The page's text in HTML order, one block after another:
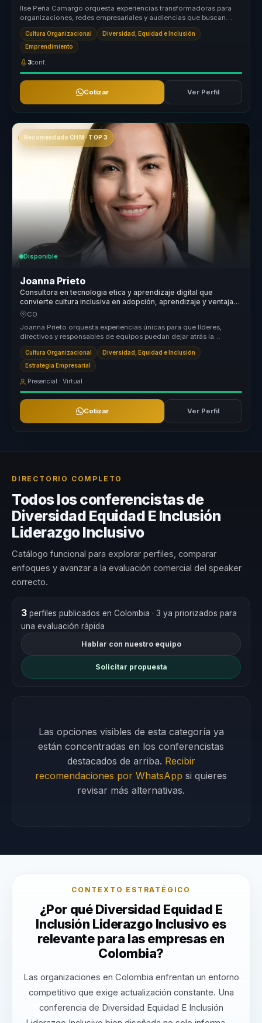
Ilse Peña Camargo orquesta experiencias transformadoras para
organizaciones, redes empresariales y audiencias que buscan
fortalecer el li...
Cultura Organizacional Diversidad, Equidad e Inclusión
Emprendimiento
3conf.
Cotizar Ver Perfil
Recomendado CHM · TOP 3
Disponible
Joanna Prieto
Consultora en tecnologia etica y aprendizaje digital que
convierte cultura inclusiva en adopción, aprendizaje y ventaja
competitiva para organizaciones.
CO
Joanna Prieto orquesta experiencias únicas para que líderes,
directivos y responsables de equipos puedan dejar atrás la
desalineación y c...
Cultura Organizacional Diversidad, Equidad e Inclusión
Estrategia Empresarial
Presencial · Virtual
Cotizar Ver Perfil
DIRECTORIO COMPLETO
Todos los conferencistas de
Diversidad Equidad E Inclusión
Liderazgo Inclusivo
Catálogo funcional para explorar perfiles, comparar
enfoques y avanzar a la evaluación comercial del speaker
correcto.
3perfiles publicados en Colombia · 3 ya priorizados para
una evaluación rápida
Hablar con nuestro equipo
Solicitar propuesta
Las opciones visibles de esta categoría ya
están concentradas en los conferencistas
destacados de arriba. Recibir
recomendaciones por WhatsApp si quieres
revisar más alternativas.
CONTEXTO ESTRATÉGICO
¿Por qué Diversidad Equidad E
Inclusión Liderazgo Inclusivo es
relevante para las empresas en
Colombia?
Las organizaciones en Colombia enfrentan un entorno
competitivo que exige actualización constante. Una
conferencia de Diversidad Equidad E Inclusión